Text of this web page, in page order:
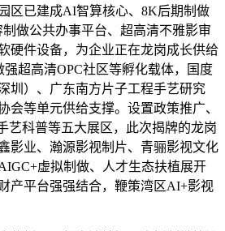
区已建成AI智算核心、8K后期制做
做公共办事平台、超高清不雅影审
硬件设备，为企业正在龙岗成长供给
超高清OPC社区等孵化载体，国度
圳）、广东南方片子工程手艺研究
会等单元供给支撑。设置政策推广、
艺科普等五大展区，此次揭牌的龙岗
影业、瀚源影视制片、青骊影视文化
虚拟制做、人才生态扶植展开
产平台强强结合，鞭策湾区AI+影视